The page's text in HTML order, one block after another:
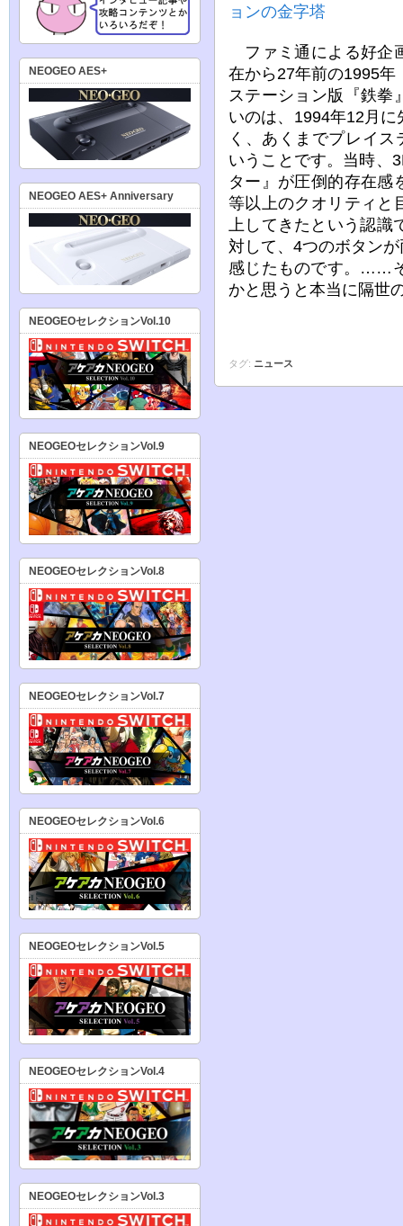
ョンの金字塔
ファミ通による好企
在から27年前の1995年
ステーション版『鉄拳
いのは、1994年12月
く、あくまでプレイ
いうことです。当時、
ター』が圧倒的存在感
等以上のクオリティと
上してきたという認
対して、4つのボタン
感じたものです。……
かと思うと本当に隔
タグ: ニュース
NEOGEO AES+
NEOGEO AES+ Anniversary
NEOGEOセレクションVol.10
NEOGEOセレクションVol.9
NEOGEOセレクションVol.8
NEOGEOセレクションVol.7
NEOGEOセレクションVol.6
NEOGEOセレクションVol.5
NEOGEOセレクションVol.4
NEOGEOセレクションVol.3